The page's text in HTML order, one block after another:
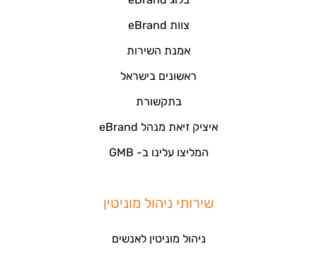
צוות eBrand
אמנת השירות
ראשונים בישראל
בתקשורת
איציק זיאת מנהל eBrand
המליצו עלינו ב- GMB
שירותי ניהול מוניטין
ניהול מוניטין לאנשים